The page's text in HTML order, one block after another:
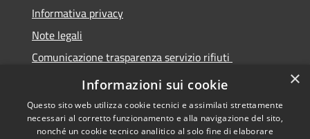
Informativa privacy
Note legali
Comunicazione trasparenza servizio rifiuti
Dichiarazione di accessibilità
×
Informazioni sui cookie
Questo sito web utilizza cookie tecnici e assimilati strettamente
necessari al corretto funzionamento e alla navigazione del sito,
nonché un cookie tecnico analitico al solo fine di elaborare